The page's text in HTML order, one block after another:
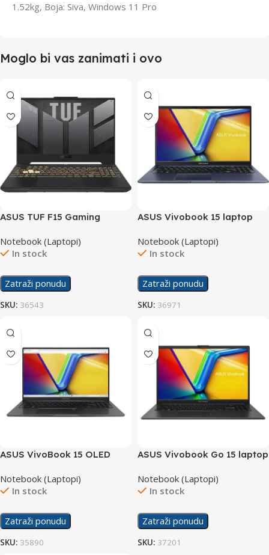
1.52kg, Boja: Siva, Windows 11 Pro
Moglo bi vas zanimati i ovo
ASUS TUF F15 Gaming
HN081/24GB
Notebook (Laptopi)
In stock
Zatraži ponudu
SKU: 36543
ASUS Vivobook 15 laptop
Notebook (Laptopi)
In stock
Zatraži ponudu
SKU: 36971
ASUS VivoBook 15 OLED
Notebook (Laptopi)
In stock
Zatraži ponudu
SKU: 35890
ASUS Vivobook Go 15 laptop
Notebook (Laptopi)
In stock
Zatraži ponudu
SKU: 37201